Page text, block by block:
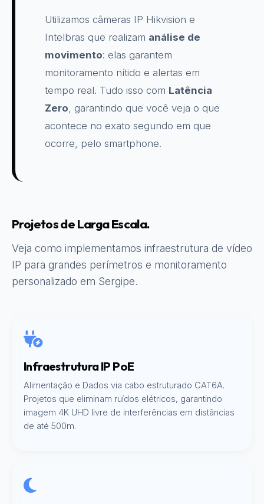
Utilizamos câmeras IP Hikvision e
Intelbras que realizam análise de
movimento: elas garantem
monitoramento nítido e alertas em
tempo real. Tudo isso com Latência
Zero , garantindo que você veja o que
acontece no exato segundo em que
ocorre, pelo smartphone.
Projetos de Larga Escala.
Veja como implementamos infraestrutura de vídeo
IP para grandes perímetros e monitoramento
personalizado em Sergipe.
Infraestrutura IP PoE
Alimentação e Dados via cabo estruturado CAT6A.
Projetos que eliminam ruídos elétricos, garantindo
imagem 4K UHD livre de interferências em distâncias
de até 500m.